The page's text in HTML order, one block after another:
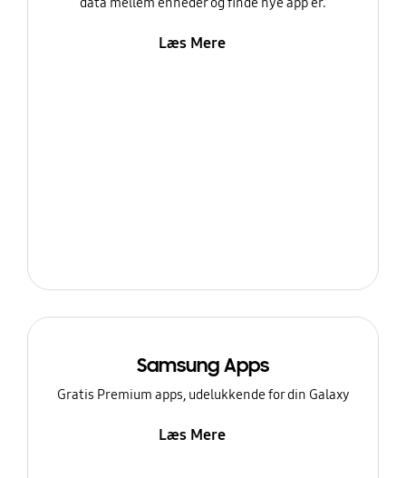
Læs Mere
Samsung Apps
Gratis Premium apps, udelukkende for din Galaxy
Læs Mere